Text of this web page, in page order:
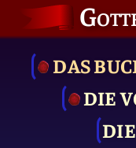
DAS
DIE